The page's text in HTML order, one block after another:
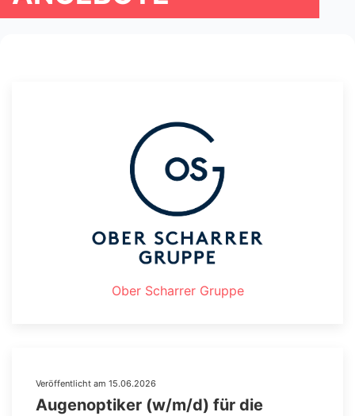
Ober Scharrer Gruppe
Veröffentlicht am 15.06.2026
Augenoptiker (w/m/d) für die